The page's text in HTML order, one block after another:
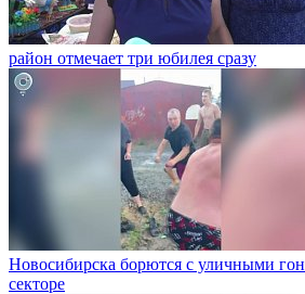
район отмечает три юбилея сразу
Новосибирска борются с уличными
секторе